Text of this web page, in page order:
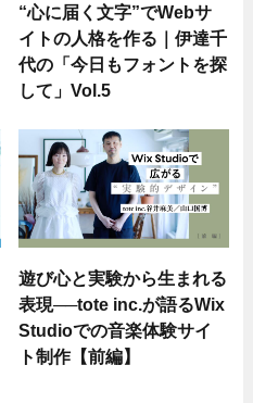
“心に届く文字”でWebサ
イトの人格を作る｜伊達千
代の「今日もフォントを探
して」Vol.5
遊び心と実験から生まれる
表現──tote inc.が語るWix
Studioでの音楽体験サイ
ト制作【前編】